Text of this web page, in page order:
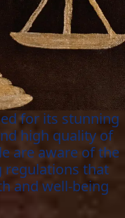
for its stunning
high quality of
are aware of the
regulations that
and well-being